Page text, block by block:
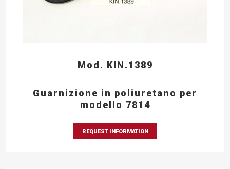
Mod. KIN.1389
Guarnizione in poliuretano per
modello 7814
REQUEST INFORMATION